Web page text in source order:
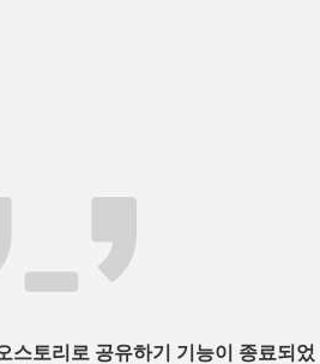
스토리로 공유하기 기능이 종료되었